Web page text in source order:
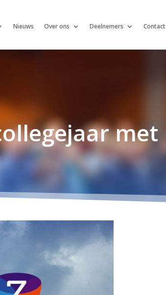
Nieuws Over ons Deelnemers Contact
met